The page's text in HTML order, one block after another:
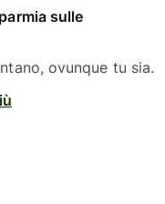
sulle
ovunque tu sia.